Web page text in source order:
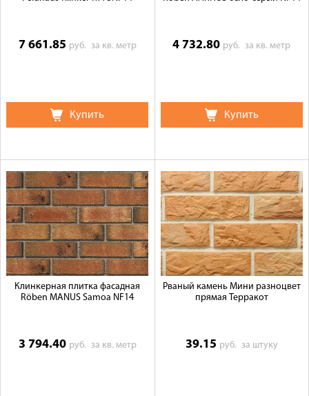
7 661.85 руб. за кв. метр
Купить
4 732.80 руб.за кв. метр
Купить
Клинкерная плитка фасадная
Röben MANUS Samoa NF14
3 794.40 руб. за кв. метр
Рваный камень Мини разноцвет
прямая Терракот
39.15 руб. за штуку